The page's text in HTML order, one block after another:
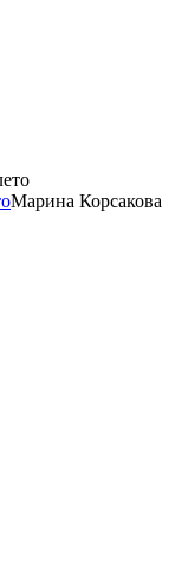
Марина Корсакова